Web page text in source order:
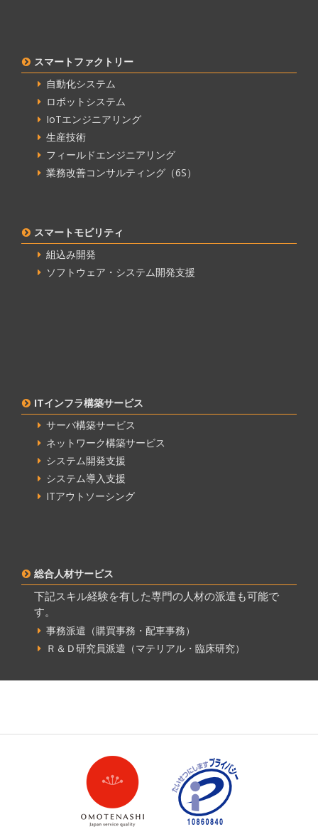
スマートファクトリー
自動化システム
ロボットシステム
IoTエンジニアリング
生産技術
フィールドエンジニアリング
業務改善コンサルティング（6S）
スマートモビリティ
組込み開発
ソフトウェア・システム開発支援
ITインフラ構築サービス
サーバ構築サービス
ネットワーク構築サービス
システム開発支援
システム導入支援
ITアウトソーシング
総合人材サービス
下記スキル経験を有した専門の人材の派遣も可能で
す。
事務派遣（購買事務・配車事務）
Ｒ＆Ｄ研究員派遣（マテリアル・臨床研究）